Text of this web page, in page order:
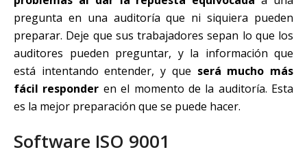
pregunta en una auditoría que ni siquiera pueden
preparar. Deje que sus trabajadores sepan lo que los
auditores pueden preguntar, y la información que
está intentando entender, y que será mucho más
fácil responder en el momento de la auditoría. Esta
es la mejor preparación que se puede hacer.
Software ISO 9001